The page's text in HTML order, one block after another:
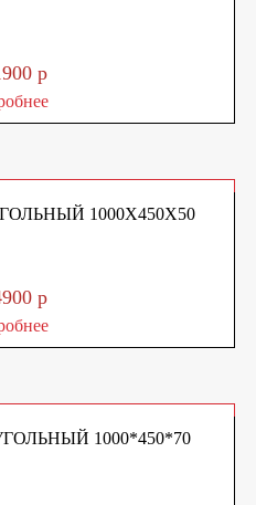
р
1000Х450Х50
р
1000*450*70